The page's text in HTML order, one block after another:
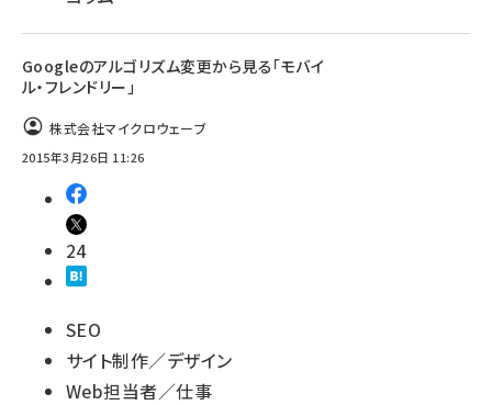
Googleのアルゴリズム変更から見る「モバイ
ル・フレンドリー」
株式会社マイクロウェーブ
2015年3月26日 11:26
24
SEO
サイト制作／デザイン
Web担当者／仕事